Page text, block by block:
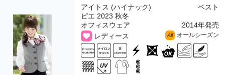
アイトス (ハイナック)
ベスト
ピエ 2023 秋冬
オフィスウェア
2014年発売
レディース
All オールシーズン